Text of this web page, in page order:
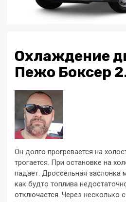
Охлаждение
Пежо Боксер
Он долго прогревается на
трогается. При остановке на
падает. Дроссельная заслонка
как будто топлива
отключается. Через несколько